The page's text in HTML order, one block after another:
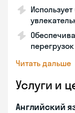
перегрузок
Читать дальше
Услуги и
Английский